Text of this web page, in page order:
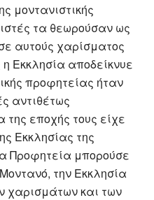
μοντανιστικής
τα θεωρούσαν ως
αυτούς χαρίσματος
Εκκλησία αποδείκνυε
προφητείας ήταν
αντιθέτως
της εποχής τους είχε
Εκκλησίας της
Προφητεία μπορούσε
την Εκκλησία
χαρισμάτων και των